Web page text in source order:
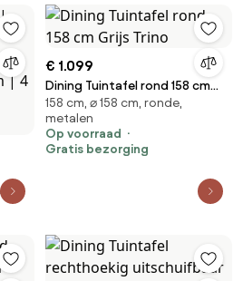
€ 1.099
Dining Tuintafel rond 158 cm
Grijs Trino
158 cm, ⌀ 158 cm, ronde,
metalen
Op voorraad
Gratis bezorging